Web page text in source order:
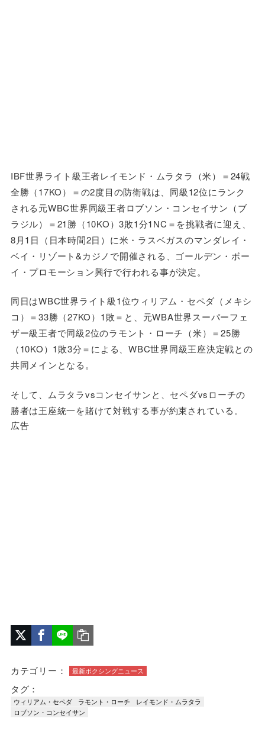
IBF世界ライト級王者レイモンド・ムラタラ（米）＝24戦
全勝（17KO）＝の2度目の防衛戦は、同級12位にランク
される元WBC世界同級王者ロブソン・コンセイサン（ブ
ラジル）＝21勝（10KO）3敗1分1NC＝を挑戦者に迎え、
8月1日（日本時間2日）に米・ラスベガスのマンダレイ・
ベイ・リゾート&カジノで開催される、ゴールデン・ボー
イ・プロモーション興行で行われる事が決定。
同日はWBC世界ライト級1位ウィリアム・セペダ（メキシ
コ）＝33勝（27KO）1敗＝と、元WBA世界スーパーフェ
ザー級王者で同級2位のラモント・ローチ（米）＝25勝
（10KO）1敗3分＝による、WBC世界同級王座決定戦との
共同メインとなる。
そして、ムラタラvsコンセイサンと、セペダvsローチの
勝者は王座統一を賭けて対戦する事が約束されている。
広告
カテゴリー： 最新ボクシングニュース
タグ：
ウィリアム・セペダ ラモント・ローチ
レイモンド・ムラタラ
ロブソン・コンセイサン